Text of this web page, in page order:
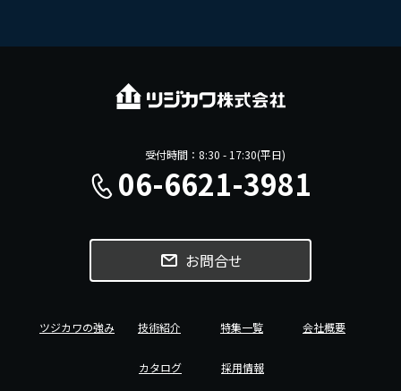
受付時間：8:30 - 17:30(平日)
06-6621-3981
お問合せ
ツジカワの強み 技術紹介 特集一覧 会社概要
カタログ 採用情報